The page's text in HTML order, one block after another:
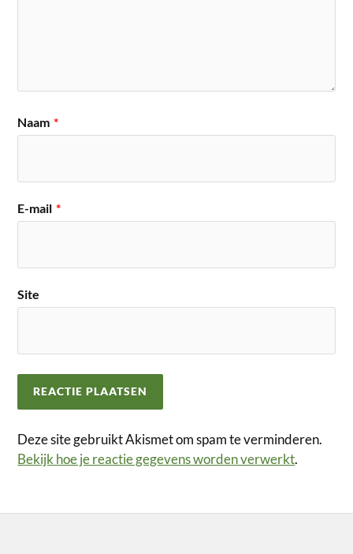
Naam *
E-mail *
Site
Deze site gebruikt Akismet om spam te verminderen.
Bekijk hoe je reactie gegevens worden verwerkt.